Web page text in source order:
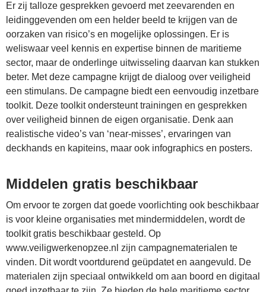
Er zij talloze gesprekken gevoerd met zeevarenden en
leidinggevenden om een helder beeld te krijgen van de
oorzaken van risico’s en mogelijke oplossingen. Er is
weliswaar veel kennis en expertise binnen de maritieme
sector, maar de onderlinge uitwisseling daarvan kan stukken
beter. Met deze campagne krijgt de dialoog over veiligheid
een stimulans. De campagne biedt een eenvoudig inzetbare
toolkit. Deze toolkit ondersteunt trainingen en gesprekken
over veiligheid binnen de eigen organisatie. Denk aan
realistische video’s van ‘near-misses’, ervaringen van
deckhands en kapiteins, maar ook infographics en posters.
Middelen gratis beschikbaar
Om ervoor te zorgen dat goede voorlichting ook beschikbaar
is voor kleine organisaties met mindermiddelen, wordt de
toolkit gratis beschikbaar gesteld. Op
www.veiligwerkenopzee.nl zijn campagnematerialen te
vinden. Dit wordt voortdurend geüpdatet en aangevuld. De
materialen zijn speciaal ontwikkeld om aan boord en digitaal